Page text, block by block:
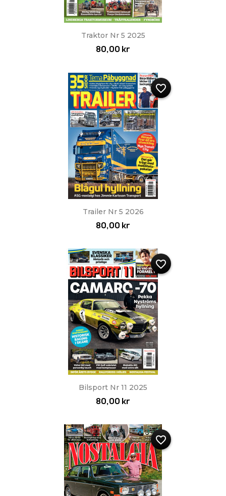
Traktor Nr 5 2025
80,00 kr
Trailer Nr 5 2026
80,00 kr
favorite_border
Bilsport Nr 11 2025
80,00 kr
favorite_border
favorite_border